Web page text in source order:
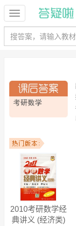
册会计师方向）、金
管理、电子信息科学与
天采矿、应用物理学 等
以下学校的同学下载过
东华大学、天津天狮
矿业大学、中南大学、
2010考研数学经
典讲义 (经济类)